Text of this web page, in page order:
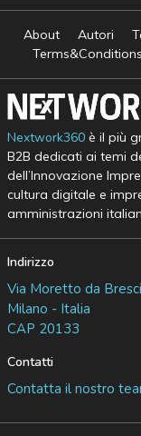
About Autori
Nextwork360è il più
B2B dedicati ai temi
dell’Innovazione
cultura digitale e
amministrazioni
Indirizzo
Via Moretto da
Milano - Italia
CAP 20133
Contatti
Contatta il nostro